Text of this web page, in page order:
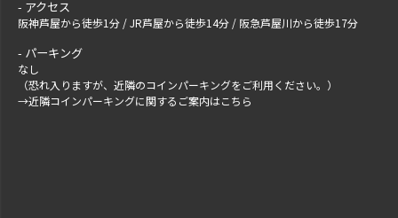
アクセス
阪神芦屋から徒歩1分 / JR芦屋から徒歩14分 / 阪急芦屋川から徒歩17分
パーキング
なし
（恐れ入りますが、近隣のコインパーキングをご利用ください。）
→近隣コインパーキングに関するご案内はこちら